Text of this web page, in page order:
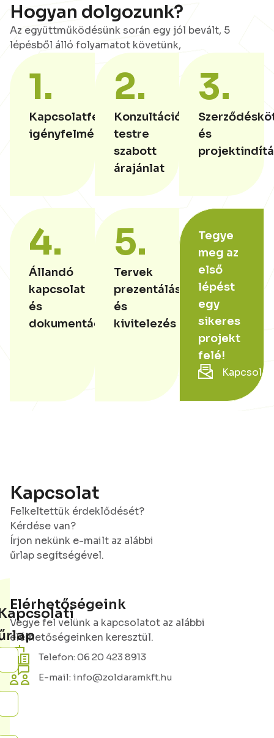
Hogyan dolgozunk?
Az együttműködésünk során egy jól bevált, 5
lépésből álló folyamatot követünk,
1.
Kapcsolatfelvétel,
igényfelmérés
2.
Konzultáció,
testre
szabott
árajánlat
3.
és
4.
Állandó
kapcsolat
és
dokumentáció
5.
Tervek
prezentálása
és
kivitelezés
Tegye
meg az
első
lépést
egy
sikeres
projekt
felé!
Kapcsolat
Felkeltettük érdeklődését?
Kérdése van?
Írjon nekünk e-mailt az alábbi
űrlap segítségével.
Elérhetőségeink
Vegye fel velünk a kapcsolatot az alábbi
elérhetőségeinken keresztül.
Telefon: 06 20 423 8913
E-mail: info@zoldaramkft.hu